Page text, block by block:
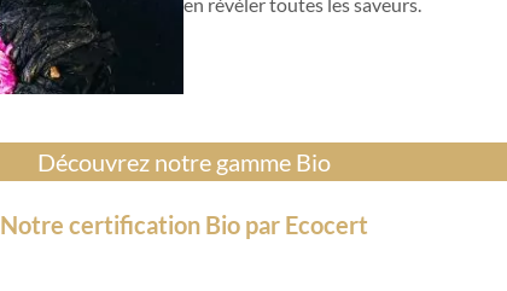
Découvrez notre gamme Bio
Notre certification Bio par Ecocert